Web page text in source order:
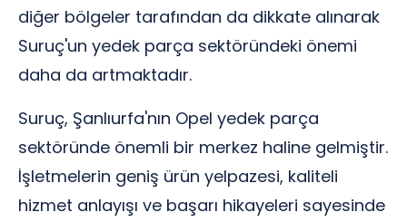
diğer bölgeler tarafından da dikkate alınarak
Suruç'un yedek parça sektöründeki önemi
daha da artmaktadır.
Suruç, Şanlıurfa'nın Opel yedek parça
sektöründe önemli bir merkez haline gelmiştir.
İşletmelerin geniş ürün yelpazesi, kaliteli
hizmet anlayışı ve başarı hikayeleri sayesinde